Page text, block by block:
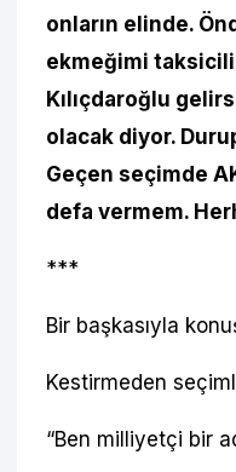
onların elinde.
ekmeğimi
Kılıçdaroğlu
olacak diyor.
Geçen seçimde
defa vermem.
***
Bir başkasıyla
Kestirmeden
“Ben milliyetçi bir